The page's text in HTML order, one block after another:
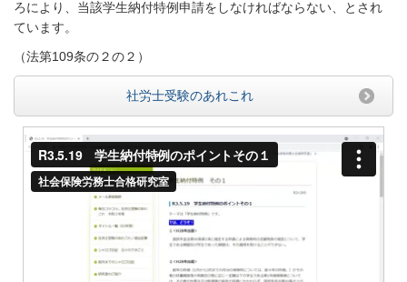
ろにより、当該学生納付特例申請をしなければならない、とされ
ています。
（法第109条の２の２）
社労士受験のあれこれ